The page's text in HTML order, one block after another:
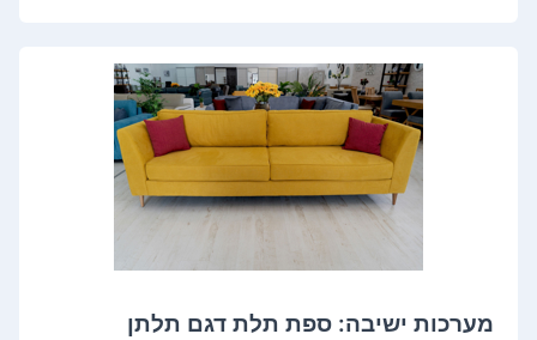
מערכות ישיבה: ספת תלת דגם תלתן